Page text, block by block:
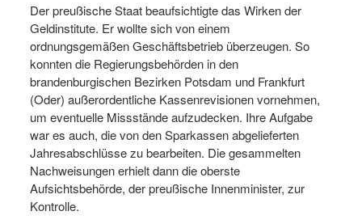
Der preußische Staat beaufsichtigte das Wirken der
Geldinstitute. Er wollte sich von einem
ordnungsgemäßen Geschäftsbetrieb überzeugen. So
konnten die Regierungsbehörden in den
brandenburgischen Bezirken Potsdam und Frankfurt
(Oder) außerordentliche Kassenrevisionen vornehmen,
um eventuelle Missstände aufzudecken. Ihre Aufgabe
war es auch, die von den Sparkassen abgelieferten
Jahresabschlüsse zu bearbeiten. Die gesammelten
Nachweisungen erhielt dann die oberste
Aufsichtsbehörde, der preußische Innenminister, zur
Kontrolle.